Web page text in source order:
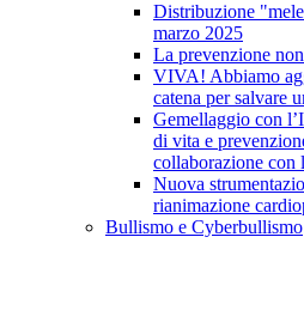
Distribuzione
marzo 2025
La prevenzione
VIVA! Abbiamo
catena per salvare
Gemellaggio con
di vita e
collaborazione
Nuova
rianimazione
Bullismo e Cyberbullismo